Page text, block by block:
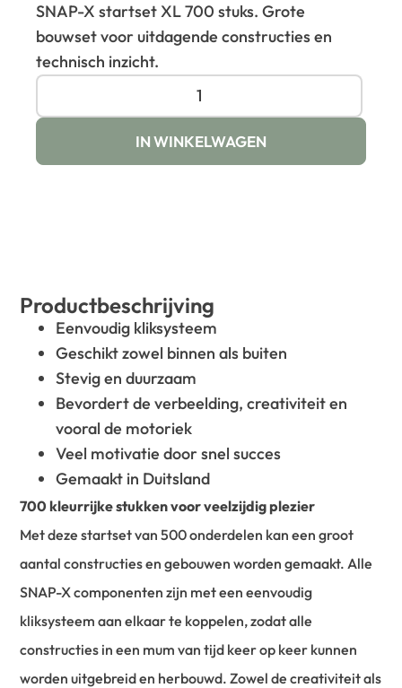
SNAP-X startset XL 700 stuks. Grote
bouwset voor uitdagende constructies en
technisch inzicht.
IN WINKELWAGEN
Productbeschrijving
Eenvoudig kliksysteem
Geschikt zowel binnen als buiten
Stevig en duurzaam
Bevordert de verbeelding, creativiteit en
vooral de motoriek
Veel motivatie door snel succes
Gemaakt in Duitsland
700 kleurrijke stukken voor veelzijdig plezier
Met deze startset van 500 onderdelen kan een groot
aantal constructies en gebouwen worden gemaakt. Alle
SNAP-X componenten zijn met een eenvoudig
kliksysteem aan elkaar te koppelen, zodat alle
constructies in een mum van tijd keer op keer kunnen
worden uitgebreid en herbouwd. Zowel de creativiteit als